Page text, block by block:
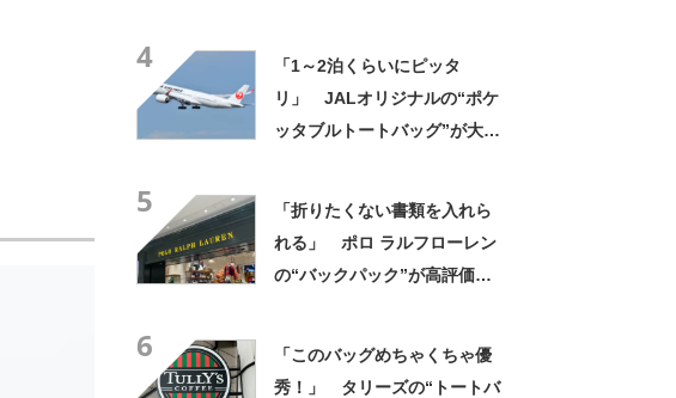
4
「1～2泊くらいにピッタ
リ」 JALオリジナルの“ポケ
ッタブルトートバッグ”が大好
5
「折りたくない書類を入れら
れる」 ポロ ラルフローレン
の“バックパック”が高評価
6
「このバッグめちゃくちゃ優
秀！」 タリーズの“トートバ